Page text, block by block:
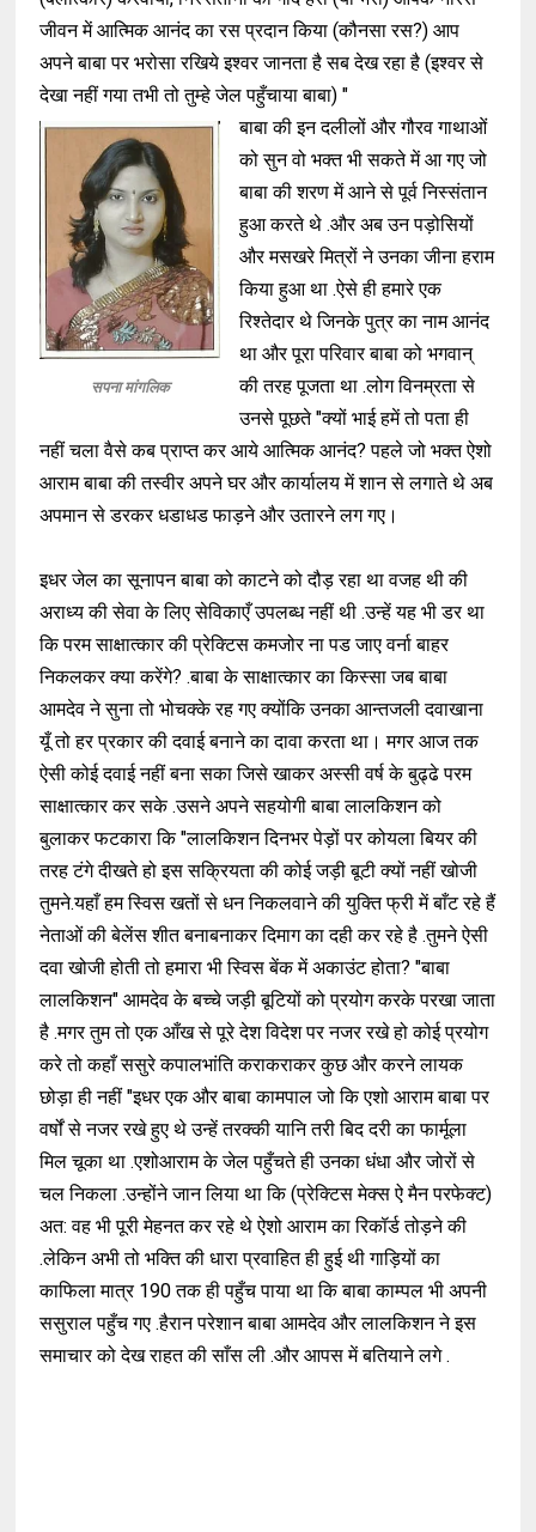
जीवन में आत्मिक आनंद का रस प्रदान किया (कौनसा रस?)आप
अपने बाबा पर भरोसा रखिये इश्वर जानता है सब देख रहा है (इश्वर से
देखा नहीं गया तभी तो तुम्हे जेल पहुँचाया बाबा) "
सपना मांगलिक
बाबा की इन दलीलों और गौरव गाथाओं
को सुन वो भक्त भी सकते में आ गए जो
बाबा की शरण में आने से पूर्व निस्संतान
हुआ करते थे .और अब उन पड़ोसियों
और मसखरे मित्रों ने उनका जीना हराम
किया हुआ था .ऐसे ही हमारे एक
रिश्तेदार थे जिनके पुत्र का नाम आनंद
था और पूरा परिवार बाबा को भगवान्
की तरह पूजता था .लोग विनम्रता से
उनसे पूछते "क्यों भाई हमें तो पता ही
नहीं चला वैसे कब प्राप्त कर आये आत्मिक आनंद?पहले जो भक्त ऐशो
आराम बाबा की तस्वीर अपने घर और कार्यालय में शान से लगाते थे अब
अपमान से डरकर धडाधड फाड़ने और उतारने लग गए ।
इधर जेल का सूनापन बाबा को काटने को दौड़ रहा था वजह थी की
अराध्य की सेवा के लिए सेविकाएँ उपलब्ध नहीं थी .उन्हें यह भी डर था
कि परम साक्षात्कार की प्रेक्टिस कमजोर ना पड जाए वर्ना बाहर
निकलकर क्या करेंगे?.बाबा के साक्षात्कार का किस्सा जब बाबा
आमदेव ने सुना तो भोचक्के रह गए क्योंकि उनका आन्तजली दवाखाना
यूँ तो हर प्रकार की दवाई बनाने का दावा करता था ।मगर आज तक
ऐसी कोई दवाई नहीं बना सका जिसे खाकर अस्सी वर्ष के बुढ्ढे परम
साक्षात्कारकर सके .उसने अपने सहयोगी बाबा लालकिशन को
बुलाकर फटकारा कि "लालकिशन दिनभर पेड़ों पर कोयला बियर की
तरह टंगे दीखते हो इस सक्रियता की कोई जड़ी बूटी क्यों नहीं खोजी
तुमने.यहाँ हम स्विस खतों से धन निकलवाने की युक्ति फ्री में बाँट रहे हैं
नेताओंकी बेलेंस शीत बनाबनाकर दिमाग का दही कर रहे है .तुमने ऐसी
दवा खोजी होती तो हमारा भी स्विस बेंक में अकाउंट होता? "बाबा
लालकिशन"आमदेव के बच्चे जड़ी बूटियों को प्रयोग करके परखा जाता
है .मगर तुम तो एक आँख से पूरे देश विदेश पर नजर रखे हो कोई प्रयोग
करे तो कहाँ ससुरे कपालभांति कराकराकर कुछ और करने लायक
छोड़ा ही नहीं "इधर एक और बाबा कामपाल जो कि एशो आराम बाबा पर
वर्षों से नजर रखे हुए थे उन्हें तरक्की यानि तरी बिद दरी का फार्मूला
मिल चूका था .एशोआरामके जेल पहुँचते ही उनका धंधा और जोरों से
चल निकला .उन्होंने जान लिया था कि (प्रेक्टिस मेक्स ऐ मैन परफेक्ट)
अत:वह भी पूरी मेहनत कर रहे थे ऐशो आराम का रिकॉर्ड तोड़ने की
.लेकिन अभी तो भक्ति की धारा प्रवाहित ही हुई थी गाड़ियों का
काफिला मात्र 190 तक ही पहुँच पाया था कि बाबा काम्पल भी अपनी
ससुराल पहुँच गए .हैरान परेशान बाबा आमदेव और लालकिशन ने इस
समाचार को देख राहत की साँस ली .और आपस में बतियाने लगे.